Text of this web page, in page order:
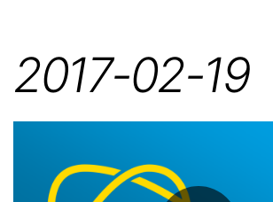
2017-02-19